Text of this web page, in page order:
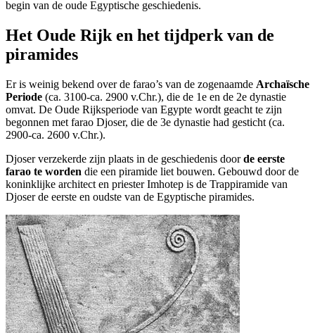
begin van de oude Egyptische geschiedenis.
Het Oude Rijk en het tijdperk van de
piramides
Er is weinig bekend over de farao’s van de zogenaamde Archaïsche
Periode (ca. 3100-ca. 2900 v.Chr.), die de 1e en de 2e dynastie
omvat. De Oude Rijksperiode van Egypte wordt geacht te zijn
begonnen met farao Djoser, die de 3e dynastie had gesticht (ca.
2900-ca. 2600 v.Chr.).
Djoser verzekerde zijn plaats in de geschiedenis doorde eerste
farao te worden die een piramide liet bouwen. Gebouwd door de
koninklijke architect en priester Imhotep is de Trappiramide van
Djoser de eerste en oudste van de Egyptische piramides.